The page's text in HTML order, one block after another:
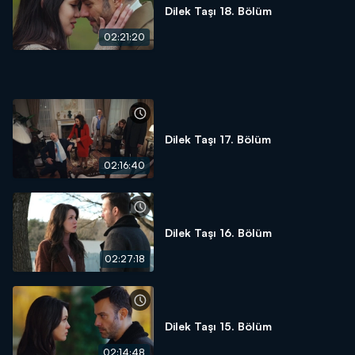
02:21:20
Dilek Taşı 18. Bölüm
02:16:40
Dilek Taşı 17. Bölüm
02:27:18
Dilek Taşı 16. Bölüm
02:14:48
Dilek Taşı 15. Bölüm